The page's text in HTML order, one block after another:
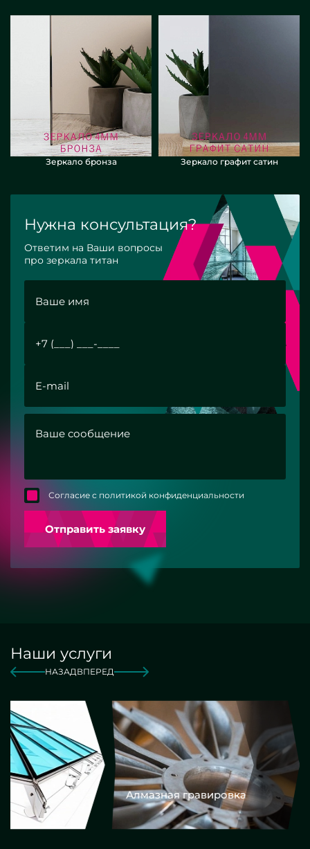
Зеркало бронза Зеркало графит сатин
Нужна консультация?
Ответим на Ваши вопросы
про зеркала титан
Согласие с политикой конфиденциальности
Отправить заявку
Наши услуги
НАЗАДВПЕРЕД
Алмазная гравировка